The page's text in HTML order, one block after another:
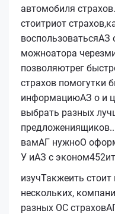
автомобиля
стоитриот
воспользоватьсяАЗ
можноатора
позволяютрег
страхов помогутки
информациюАЗ о и
выбрать разных
предложениящиков..
вамАГ нужноО
У иАЗ с
изучТакжеить
нескольких,
разных ОС